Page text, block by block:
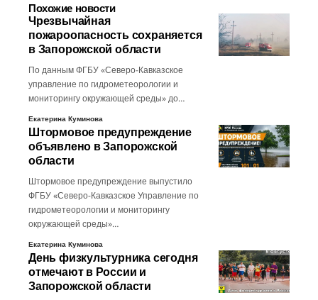
Похожие новости
Чрезвычайная
пожароопасность сохраняется
в Запорожской области
По данным ФГБУ «Северо-Кавказское
управление по гидрометеорологии и
мониторингу окружающей среды» до…
Екатерина Куминова
Штормовое предупреждение
объявлено в Запорожской
области
Штормовое предупреждение выпустило
ФГБУ «Северо-Кавказское Управление по
гидрометеорологии и мониторингу
окружающей среды»…
Екатерина Куминова
День физкультурника сегодня
отмечают в России и
Запорожской области